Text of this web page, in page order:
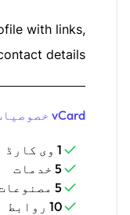
with links,
details.
vCard خصوصیات
1 وی کارڈ
5 خدمات
5 مصنوعات
10 روابط